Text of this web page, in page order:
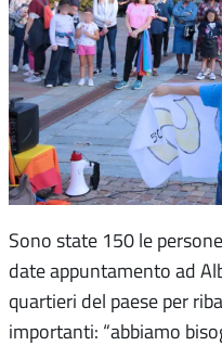
Sono state 150 le
date appuntamento ad
quartieri del paese per
importanti: “abbiamo